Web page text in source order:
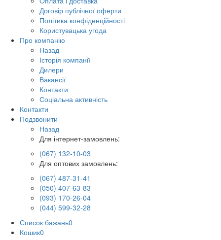
Договір публічної оферти
Політика конфіденційності
Користувацька угода
Про компанію
Назад
Історія компанії
Дилери
Вакансії
Контакти
Соціальна активність
Контакти
Подзвонити
Назад
Для інтернет-замовлень:
(067) 132-10-03
Для оптових замовлень:
(067) 487-31-41
(050) 407-63-83
(093) 170-26-04
(044) 599-32-28
Список бажань0
Кошик0